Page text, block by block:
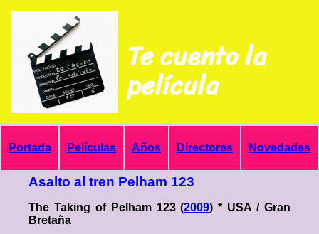
Te cuento la
película
Portada Películas Años Directores Novedades
Asalto al tren Pelham 123
The Taking of Pelham 123 (2009) * USA / Gran
Bretaña